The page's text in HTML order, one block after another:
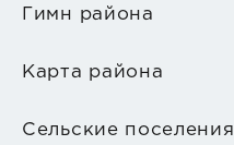
Гимн района
Карта района
Сельские поселения